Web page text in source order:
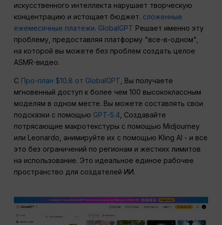
искусственного интеллекта нарушает творческую
концентрацию и истощает бюджет. сложенные
ежемесячные платежи. GlobalGPT Решает именно эту
проблему, предоставляя платформу "все-в-одном",
на которой вы можете без проблем создать целое
ASMR-видео.
С Про-план $10.8 от GlobalGPT , Вы получаете
мгновенный доступ к более чем 100 высококлассным
моделям в одном месте. Вы можете составлять свои
подсказки с помощью GPT-5.4 , Создавайте
потрясающие макротекстуры с помощью Midjourney
или Leonardo, анимируйте их с помощью Kling AI - и все
это без ограничений по регионам и жестких лимитов
на использование. Это идеальное единое рабочее
пространство для создателей ИИ.